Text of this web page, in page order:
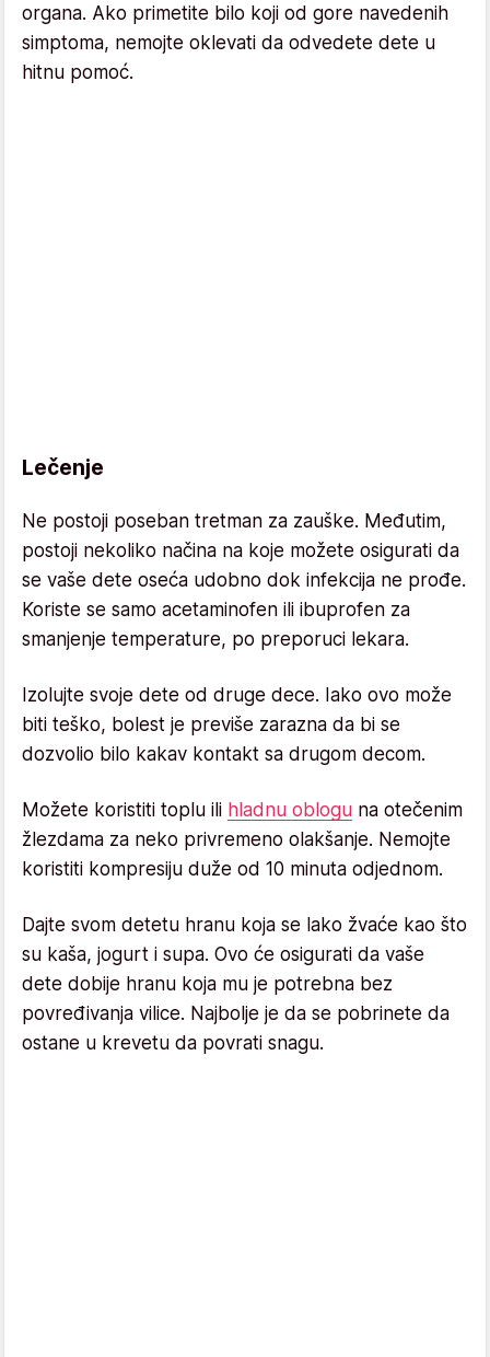
organa. Ako primetite bilo koji od gore navedenih
simptoma, nemojte oklevati da odvedete dete u
hitnu pomoć.
Lečenje
Ne postoji poseban tretman za zauške. Međutim,
postoji nekoliko načina na koje možete osigurati da
se vaše dete oseća udobno dok infekcija ne prođe.
Koriste se samo acetaminofen ili ibuprofen za
smanjenje temperature, po preporuci lekara.
Izolujte svoje dete od druge dece. Iako ovo može
biti teško, bolest je previše zarazna da bi se
dozvolio bilo kakav kontakt sa drugom decom.
Možete koristiti toplu ili hladnu oblogu na otečenim
žlezdama za neko privremeno olakšanje. Nemojte
koristiti kompresiju duže od 10 minuta odjednom.
Dajte svom detetu hranu koja se lako žvaće kao što
su kaša, jogurt i supa. Ovo će osigurati da vaše
dete dobije hranu koja mu je potrebna bez
povređivanja vilice. Najbolje je da se pobrinete da
ostane u krevetu da povrati snagu.